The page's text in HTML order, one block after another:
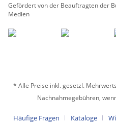
Gefördert von der Beauftragten der
Medien
* Alle Preise inkl. gesetzl.
Nachnahmegebühren,
Häufige Fragen Kataloge